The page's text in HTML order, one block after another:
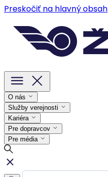
Preskočiť na hlavný obsah
O nás
Služby verejnosti
Kariéra
Pre dopravcov
Pre média